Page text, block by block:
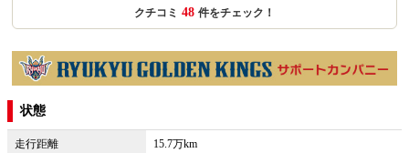
クチコミ 48 件をチェック！
状態
走行距離 15.7万km